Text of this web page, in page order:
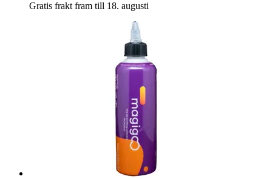
Gratis frakt fram till 18. augusti